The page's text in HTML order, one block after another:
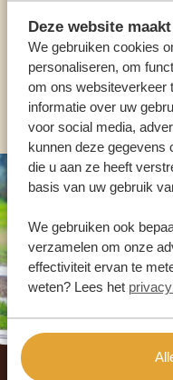
Deze website
We gebruiken cookies
personaliseren, om
om ons websiteverkeer
informatie over uw
voor social media,
kunnen deze gegevens
die u aan ze heeft
basis van uw gebruik
We gebruiken ook
verzamelen om onze
effectiviteit ervan te
weten? Lees het
NL:
Footer